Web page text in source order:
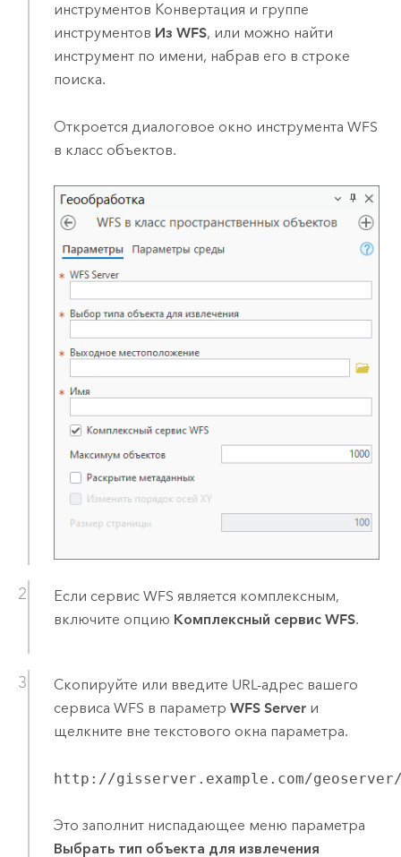
инструментов Конвертация и группе
инструментов Из WFS, или можно найти
инструмент по имени, набрав его в строке
поиска.
Откроется диалоговое окно инструмента WFS
в класс объектов.
Если сервис WFS является комплексным,
включите опцию Комплексный сервис WFS.
Скопируйте или введите URL-адрес вашего
сервиса WFS в параметр WFS Serverи
щелкните вне текстового окна параметра.
http://gisserver.example.com/geoserver/
Это заполнит ниспадающее меню параметра
Выбрать тип объекта для извлечения